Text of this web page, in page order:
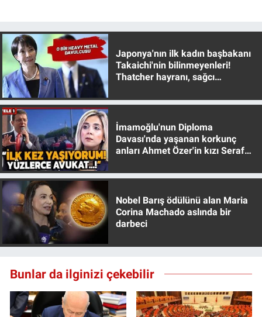
Japonya'nın ilk kadın başbakanı
Takaichi'nin bilinmeyenleri!
Thatcher hayranı, sağcı
İmamoğlu'nun Diploma
Davası'nda yaşanan korkunç
anları Ahmet Özer'in kızı Seraf
Nobel Barış ödülünü alan Maria
Corina Machado aslında bir
darbeci
Bunlar da ilginizi çekebilir
Yerel Gündem
Yerel Yaşam
Canlı Yayın